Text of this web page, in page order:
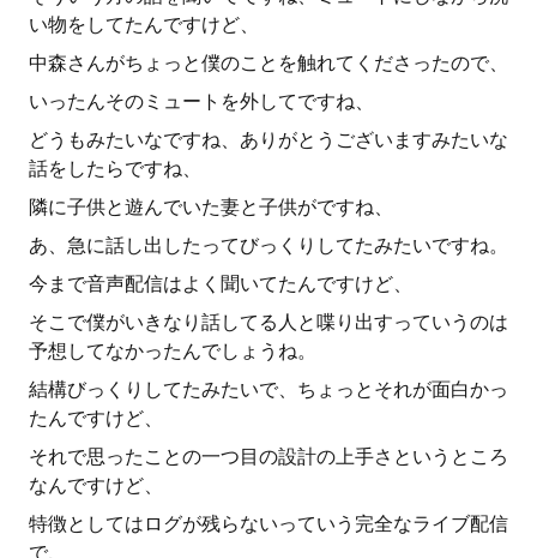
い物をしてたんですけど、
中森さんがちょっと僕のことを触れてくださったので、
いったんそのミュートを外してですね、
どうもみたいなですね、ありがとうございますみたいな
話をしたらですね、
隣に子供と遊んでいた妻と子供がですね、
あ、急に話し出したってびっくりしてたみたいですね。
今まで音声配信はよく聞いてたんですけど、
そこで僕がいきなり話してる人と喋り出すっていうのは
予想してなかったんでしょうね。
結構びっくりしてたみたいで、ちょっとそれが面白かっ
たんですけど、
それで思ったことの一つ目の設計の上手さというところ
なんですけど、
特徴としてはログが残らないっていう完全なライブ配信
で、